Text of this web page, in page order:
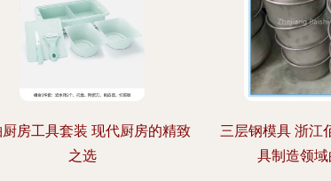
房工具套装 现代厨房的精致
之选
三层钢模具 浙江
具制造领